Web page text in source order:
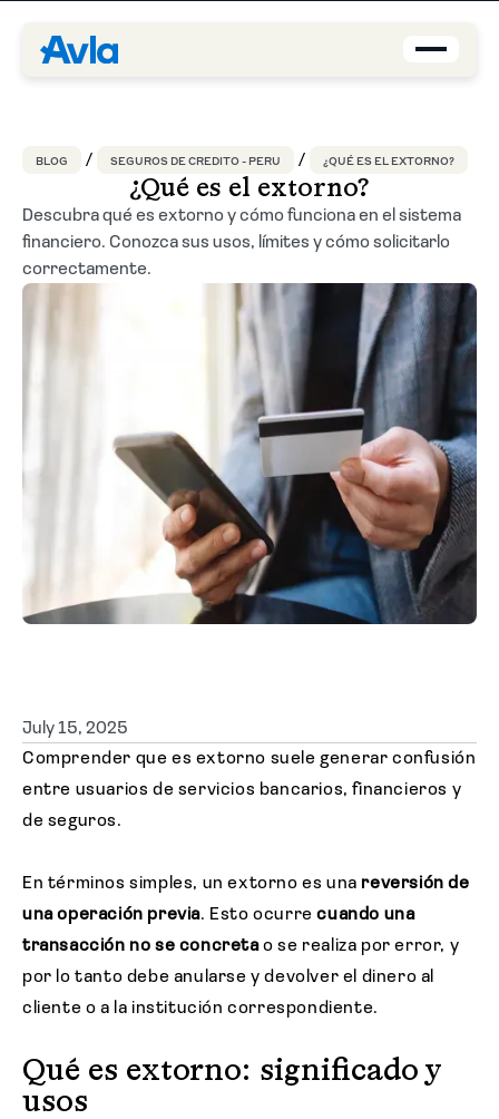
Asegurados
Blog
ES-PE
Solicitar cotización
BLOG SEGUROS DE CREDITO - PERU ¿QUÉ ES EL EXTORNO?
¿Qué es el extorno?
Descubra qué es extorno y cómo funciona en el sistema
financiero. Conozca sus usos, límites y cómo solicitarlo
correctamente.
July 15, 2025
Comprender que es extorno suele generar confusión
entre usuarios de servicios bancarios, financieros y
de seguros.
En términos simples, un extorno es una reversión de
una operación previa. Esto ocurrecuando una
transacción no se concretao se realiza por error, y
por lo tanto debe anularse y devolver el dinero al
cliente o a la institución correspondiente.
Qué es extorno: significado y
usos